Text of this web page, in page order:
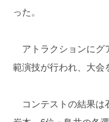
った。
アトラクションにグ
範演技が行われ、大会
コンテストの結果は